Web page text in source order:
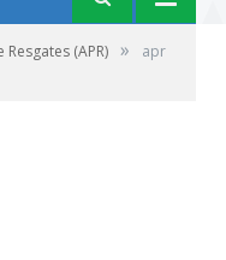
(APR) »
apr